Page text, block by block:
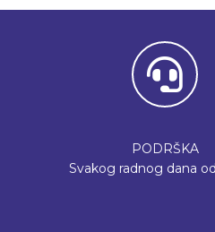
PODRŠKA
Svakog radnog dana